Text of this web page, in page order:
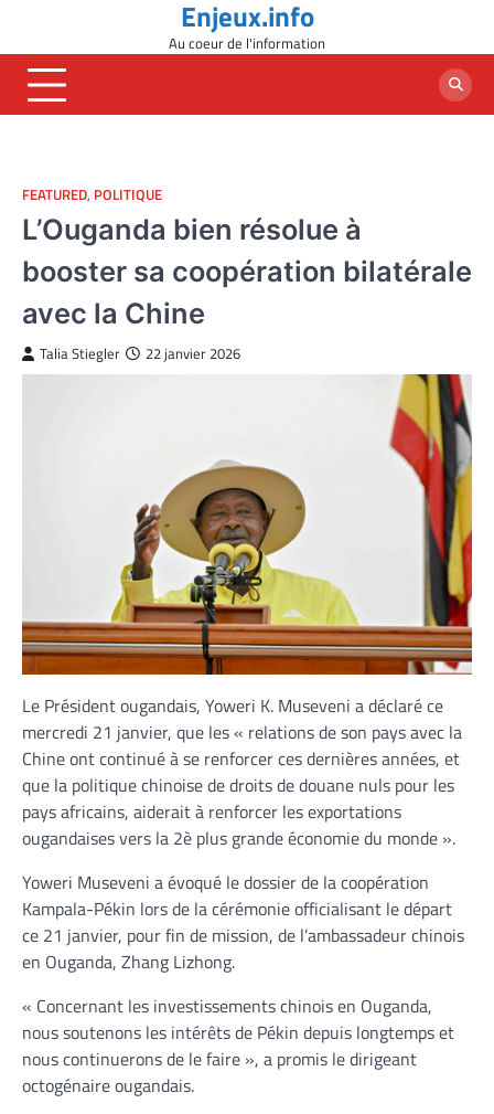
content
Enjeux.info
Au coeur de l'information
FEATURED, POLITIQUE
L’Ouganda bien résolue à
booster sa coopération bilatérale
avec la Chine
Talia Stiegler 22 janvier 2026
Le Président ougandais, Yoweri K. Museveni a déclaré ce
mercredi 21 janvier, que les « relations de son pays avec la
Chine ont continué à se renforcer ces dernières années, et
que la politique chinoise de droits de douane nuls pour les
pays africains, aiderait à renforcer les exportations
ougandaises vers la 2è plus grande économie du monde ».
Yoweri Museveni a évoqué le dossier de la coopération
Kampala-Pékin lors de la cérémonie officialisant le départ
ce 21 janvier, pour fin de mission, de l’ambassadeur chinois
en Ouganda, Zhang Lizhong.
« Concernant les investissements chinois en Ouganda,
nous soutenons les intérêts de Pékin depuis longtemps et
nous continuerons de le faire », a promis le dirigeant
octogénaire ougandais.